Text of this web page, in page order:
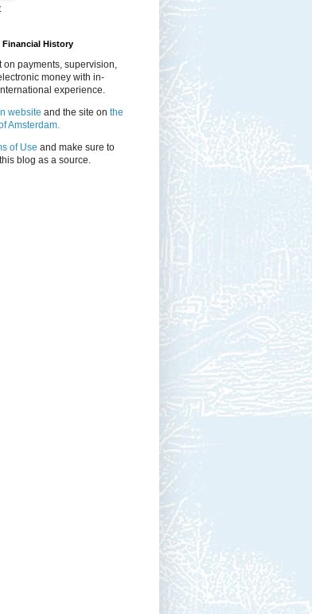
History
on payments, supervision,
money with in-
experience.
website and the site on the
Amsterdam.
of Use and make sure to
blog as a source.